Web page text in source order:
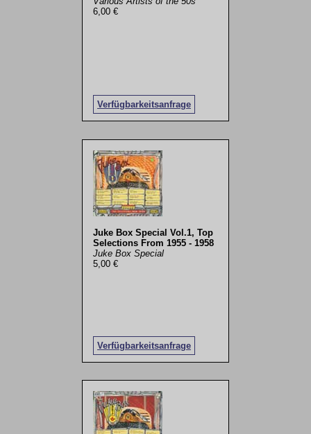
6,00 €
Verfügbarkeitsanfrage
Juke Box Special Vol.1, Top
Selections From 1955 - 1958
Juke Box Special
5,00 €
Verfügbarkeitsanfrage